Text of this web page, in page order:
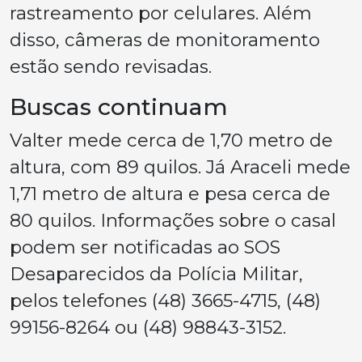
rastreamento por celulares. Além
disso, câmeras de monitoramento
estão sendo revisadas.
Buscas continuam
Valter mede cerca de 1,70 metro de
altura, com 89 quilos. Já Araceli mede
1,71 metro de altura e pesa cerca de
80 quilos. Informações sobre o casal
podem ser notificadas ao SOS
Desaparecidos da Polícia Militar,
pelos telefones (48) 3665-4715, (48)
99156-8264 ou (48) 98843-3152.